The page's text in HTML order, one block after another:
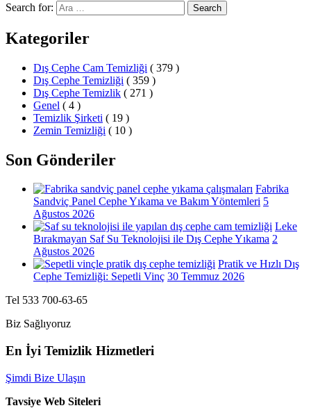
Search for: Search
Kategoriler
Dış Cephe Cam Temizliği ( 379 )
Dış Cephe Temizliği ( 359 )
Dış Cephe Temizlik ( 271 )
Genel ( 4 )
Temizlik Şirketi ( 19 )
Zemin Temizliği ( 10 )
Son Gönderiler
Fabrika
Sandviç Panel Cephe Yıkama ve Bakım Yöntemleri 5
Ağustos 2026
Leke
Bırakmayan Saf Su Teknolojisi ile Dış Cephe Yıkama 2
Ağustos 2026
Pratik ve Hızlı Dış
Cephe Temizliği: Sepetli Vinç 30 Temmuz 2026
Tel 533 700-63-65
Biz Sağlıyoruz
En İyi Temizlik Hizmetleri
Şimdi Bize Ulaşın
Tavsiye Web Siteleri